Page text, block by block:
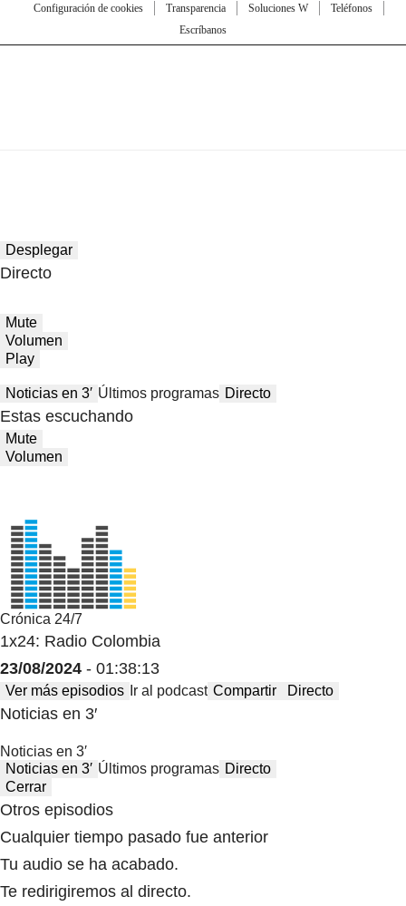
Configuración de cookies
Transparencia Soluciones W
Teléfonos
Escríbanos
Desplegar
Directo
Mute
Volumen
Play
Noticias en 3′ Últimos programas Directo
Estas escuchando
Mute
Volumen
Crónica 24/7
1x24: Radio Colombia
23/08/2024 - 01:38:13
Ver más episodios Ir al podcast Compartir Directo
Noticias en 3′
Noticias en 3′
Noticias en 3′ Últimos programas Directo
Cerrar
Otros episodios
Cualquier tiempo pasado fue anterior
Tu audio se ha acabado.
Te redirigiremos al directo.